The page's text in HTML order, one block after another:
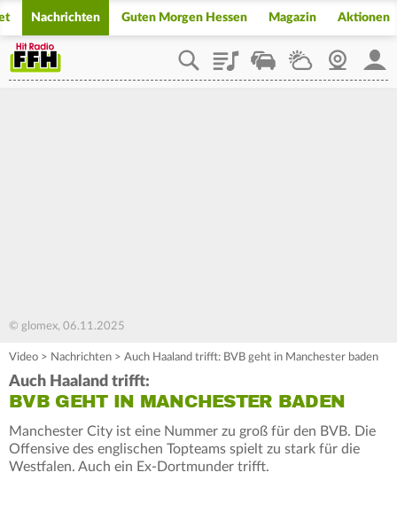
Nachrichten Guten Morgen Hessen Magazin Aktionen
PlaylistStaupilotWetterWebcam
© glomex, 06.11.2025
Video > Nachrichten > Auch Haaland trifft: BVB geht in Manchester baden
Auch Haaland trifft:
BVB GEHT IN MANCHESTER BADEN
Manchester City ist eine Nummer zu groß für den BVB. Die
Offensive des englischen Topteams spielt zu stark für die
Westfalen. Auch ein Ex-Dortmunder trifft.